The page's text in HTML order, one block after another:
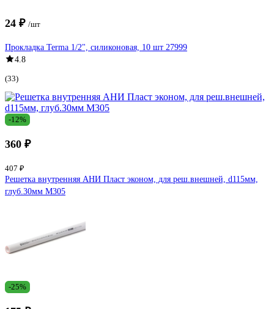
24 ₽ /шт
Прокладка Terma 1/2", силиконовая, 10 шт 27999
4.8
(33)
-12%
360 ₽
407 ₽
Решетка внутренняя АНИ Пласт эконом, для реш.внешней, d115мм,
глуб.30мм M305
-25%